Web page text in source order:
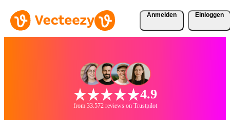
Anmelden Einloggen
4.9
from 33.572 reviews on Trustpilot